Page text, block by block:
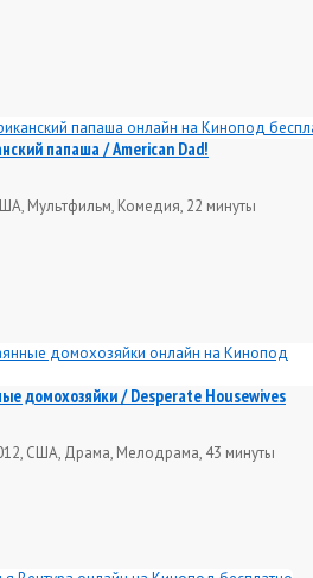
папаша / American Dad!
Мультфильм, Комедия, 22 минуты
домохозяйки / Desperate Housewives
США, Драма, Мелодрама, 43 минуты